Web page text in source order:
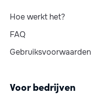
Hoe werkt het?
FAQ
Gebruiksvoorwaarden
Voor bedrijven